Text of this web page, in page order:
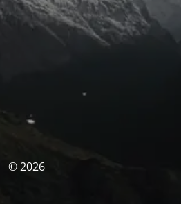
© 2026